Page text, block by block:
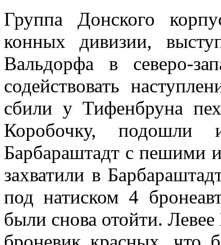
Группа Донского
конных дивизии,
Вальдорфа в северо-
содействовать
сбили у Тифенбруна
Коробочку,
Барбараштадт с пешими
захватили в
под натиском 4
были снова отойти.